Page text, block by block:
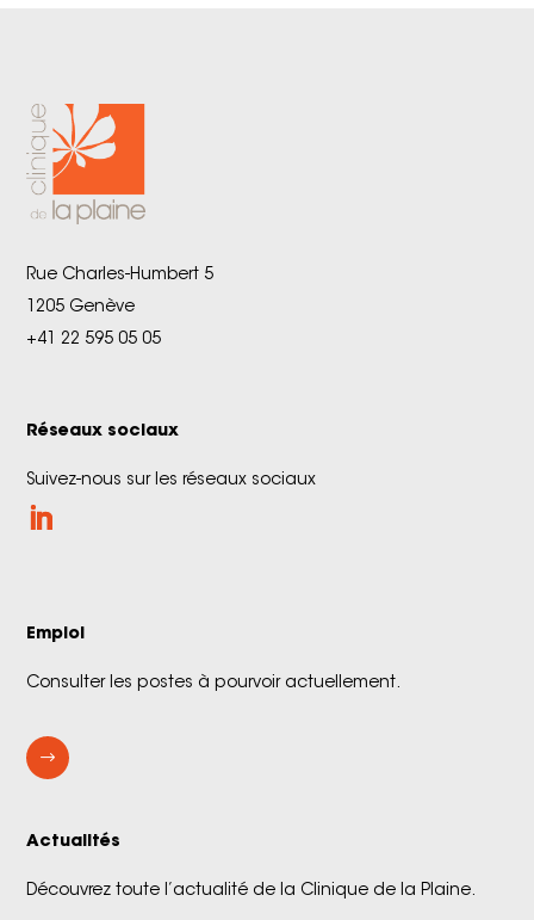
Rue Charles-Humbert 5
1205 Genève
+41 22 595 05 05
Réseaux sociaux
Suivez-nous sur les réseaux sociaux
Emploi
Consulter les postes à pourvoir actuellement.
$
Actualités
Découvrez toute l’actualité de la Clinique de la Plaine.